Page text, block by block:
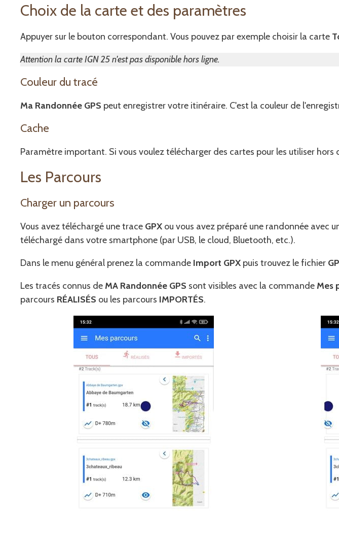
Choix de la carte et des paramètres
Appuyer sur le bouton correspondant. Vous pouvez par exemple choisir la carte
Attention la carte IGN 25 n'est pas disponible hors ligne.
Couleur du tracé
Ma Randonnée GPS peut enregistrer votre itinéraire. C'est la couleur de
Cache
Paramètre important. Si vous voulez télécharger des cartes pour les utiliser
Les Parcours
Charger un parcours
Vous avez téléchargé une trace GPX ou vous avez préparé une randonnée avec
téléchargé dans votre smartphone (par USB, le cloud, Bluetooth, etc.).
Dans le menu général prenez la commande Import GPX puis trouvez le fichier
Les tracés connus deMA Randonnée GPS sont visibles avec la commandeMes
parcours RÉALISÉS ou les parcours IMPORTÉS.